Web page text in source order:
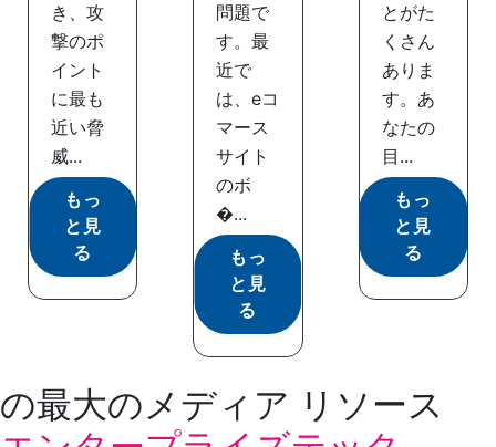
き、攻
撃のポ
イント
に最も
近い脅
威...
もっ
と見
る
問題で
す。最
近で
は、eコ
マース
サイト
のボ
�...
もっ
と見
る
とがた
くさん
ありま
す。あ
なたの
目...
もっ
と見
る
の最大のメディア リソース